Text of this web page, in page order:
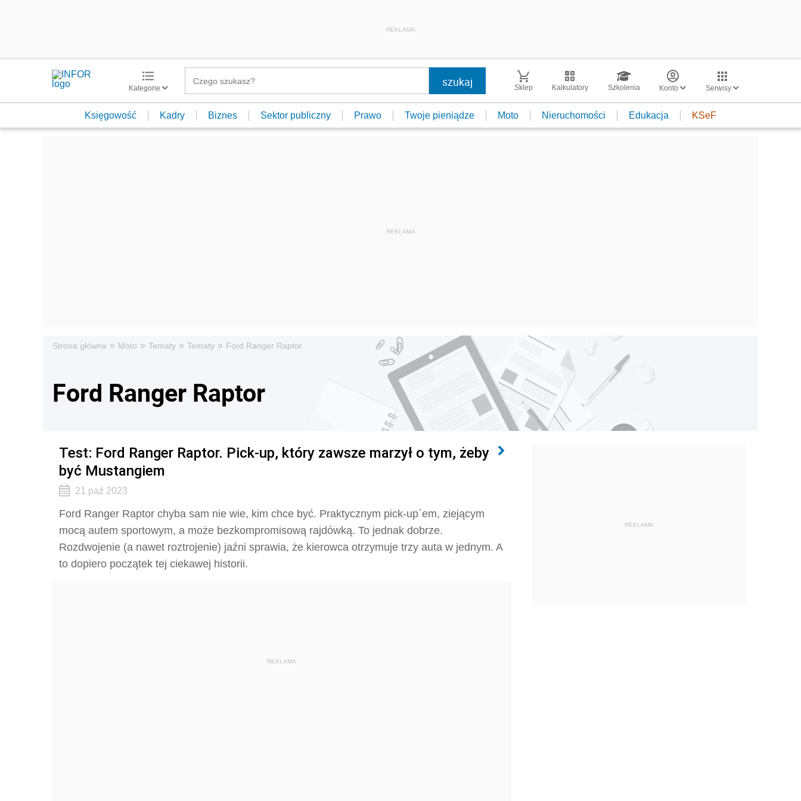
REKLAMA
Kategorie Sklep Kalkulatory Szkolenia Konto Serwisy
Księgowość Kadry Biznes Sektor publiczny Prawo Twoje pieniądze Moto Nieruchomości Edukacja KSeF
Strona główna » Moto » Tematy » Tematy » Ford Ranger Raptor
Ford Ranger Raptor
Test: Ford Ranger Raptor. Pick-up, który zawsze marzył o tym, żeby
być Mustangiem
21 paź 2023
Ford Ranger Raptor chyba sam nie wie, kim chce być. Praktycznym pick-up`em, ziejącym
mocą autem sportowym, a może bezkompromisową rajdówką. To jednak dobrze.
Rozdwojenie (a nawet roztrojenie) jaźni sprawia, że kierowca otrzymuje trzy auta w jednym. A
to dopiero początek tej ciekawej historii.
REKLAMA
REKLAMA